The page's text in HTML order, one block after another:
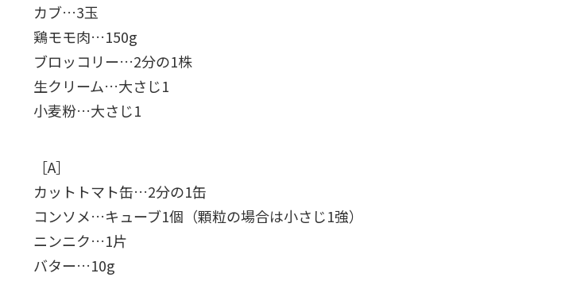
カブ…3玉
鶏モモ肉…150g
ブロッコリー…2分の1株
生クリーム…大さじ1
小麦粉…大さじ1
［A］
カットトマト缶…2分の1缶
コンソメ…キューブ1個（顆粒の場合は小さじ1強）
ニンニク…1片
バター…10g